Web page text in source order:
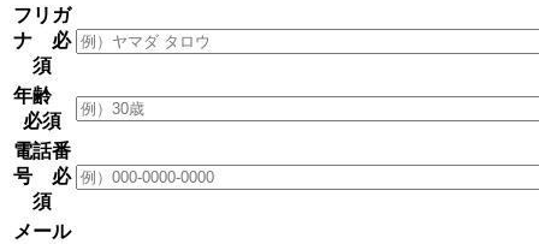
フリガ
ナ 必
須
年齢
必須
電話番
号 必
須
メール